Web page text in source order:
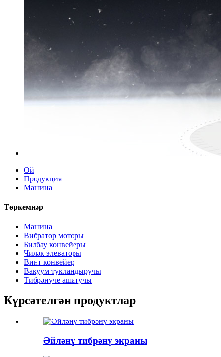
Өй
Продукция
Машина
Төркемнәр
Машина
Вибратор моторы
Билбау конвейеры
Чиләк элеваторы
Винт конвейер
Вакуум тукландыручы
Тибрәнүче ашатучы
Күрсәтелгән продуктлар
Әйләнү тибрәнү экраны